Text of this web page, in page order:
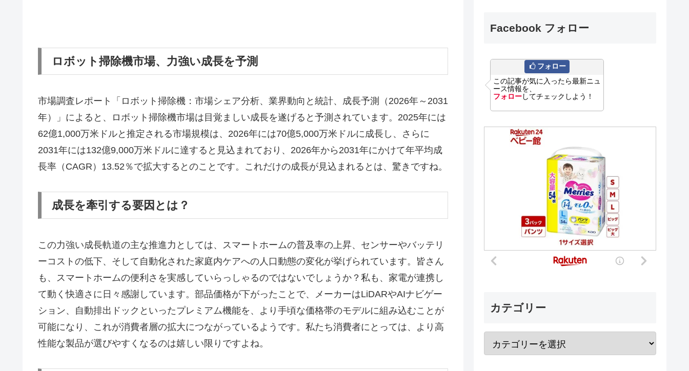
ロボット掃除機市場、力強い成長を予測
市場調査レポート「ロボット掃除機：市場シェア分析、業界動向と統計、成長予測（2026年～2031
年）」によると、ロボット掃除機市場は目覚ましい成長を遂げると予測されています。2025年には
62億1,000万米ドルと推定される市場規模は、2026年には70億5,000万米ドルに成長し、さらに
2031年には132億9,000万米ドルに達すると見込まれており、2026年から2031年にかけて年平均成
長率（CAGR）13.52％で拡大するとのことです。これだけの成長が見込まれるとは、驚きですね。
成長を牽引する要因とは？
この力強い成長軌道の主な推進力としては、スマートホームの普及率の上昇、センサーやバッテリ
ーコストの低下、そして自動化された家庭内ケアへの人口動態の変化が挙げられています。皆さん
も、スマートホームの便利さを実感していらっしゃるのではないでしょうか？私も、家電が連携し
て動く快適さに日々感謝しています。部品価格が下がったことで、メーカーはLiDARやAIナビゲー
ション、自動排出ドックといったプレミアム機能を、より手頃な価格帯のモデルに組み込むことが
可能になり、これが消費者層の拡大につながっているようです。私たち消費者にとっては、より高
性能な製品が選びやすくなるのは嬉しい限りですよね。
Facebook フォロー
フォロー
この記事が気に入ったら最新ニュ
ース情報を、
フォローしてチェックしよう！
カテゴリー